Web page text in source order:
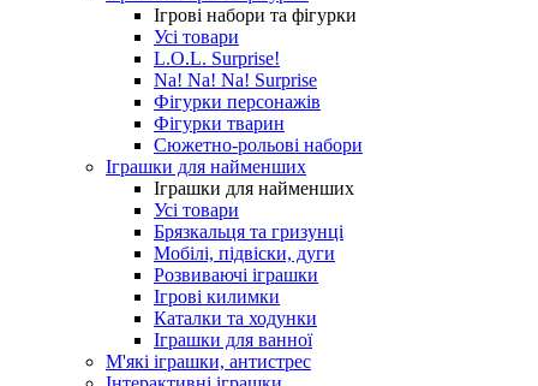
Ігрові набори та фігурки
Усі товари
L.O.L. Surprise!
Na! Na! Na! Surprise
Фігурки персонажів
Фігурки тварин
Сюжетно-рольові набори
Іграшки для найменших
Іграшки для найменших
Усі товари
Брязкальця та гризунці
Мобілі, підвіски, дуги
Розвиваючі іграшки
Ігрові килимки
Каталки та ходунки
Іграшки для ванної
М'які іграшки, антистрес